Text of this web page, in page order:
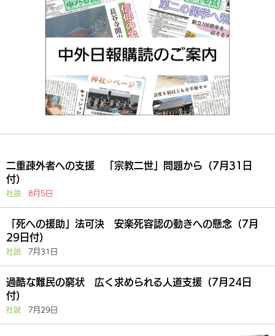
二重疎外者への支援 「宗教二世」問題から（7月31日
付）
社説 8月5日
「死への援助」法可決 安楽死容認の動きへの懸念（7月
29日付）
社説 7月31日
過酷な難民の窮状 広く求められる人道支援（7月24日
付）
社説 7月29日